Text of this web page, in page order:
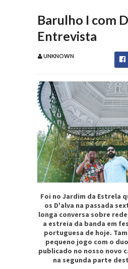
Barulho I com
Entrevista
UNKNOWN
Foi no Jardim da Estrela
os D'alva na passada
longa conversa sobre
a estreia da banda em
portuguesa de hoje.
pequeno jogo com o
publicado no nosso novo
na segunda parte